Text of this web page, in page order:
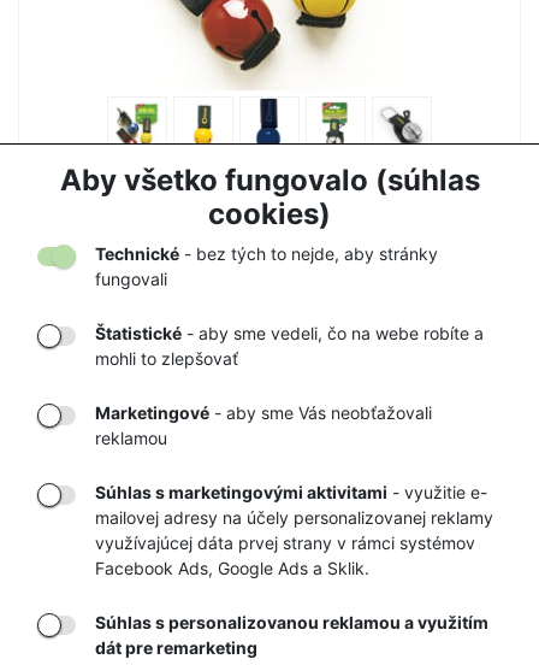
Aby všetko fungovalo (súhlas
cookies)
Technické - bez tých to nejde, aby stránky
fungovali
Štatistické - aby sme vedeli, čo na webe robíte a
mohli to zlepšovať
Marketingové - aby sme Vás neobťažovali
reklamou
Súhlas s marketingovými aktivitami - využitie e-
mailovej adresy na účely personalizovanej reklamy
využívajúcej dáta prvej strany v rámci systémov
Facebook Ads, Google Ads a Sklik.
Súhlas s personalizovanou reklamou a využitím
dát pre remarketing
ZVONČEK NA MEDVEDE COGHLANS
7,50 € 7,90 €
TOVARU AŽ K
VÁM DOMOV
OBCHOD
RÝCHLE
DORUČENIE
GARANCIA
NAJNIŽŠÍCH CIEN